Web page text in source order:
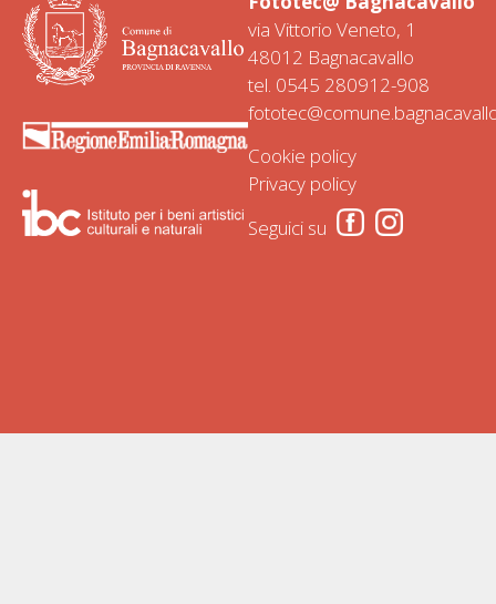
via Vittorio Veneto, 1
48012 Bagnacavallo
tel. 0545 280912-908
Cookie policy
Privacy policy
Seguici su